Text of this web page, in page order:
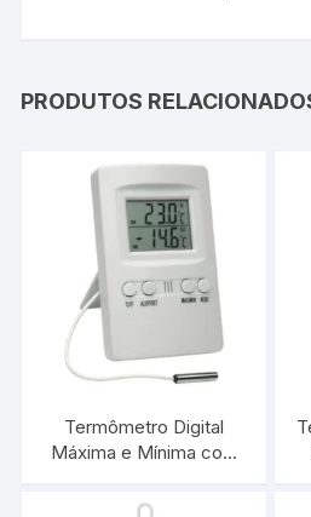
PRODUTOS
Termômetro Digital
Máxima e Mínima com
7427.02.0.00